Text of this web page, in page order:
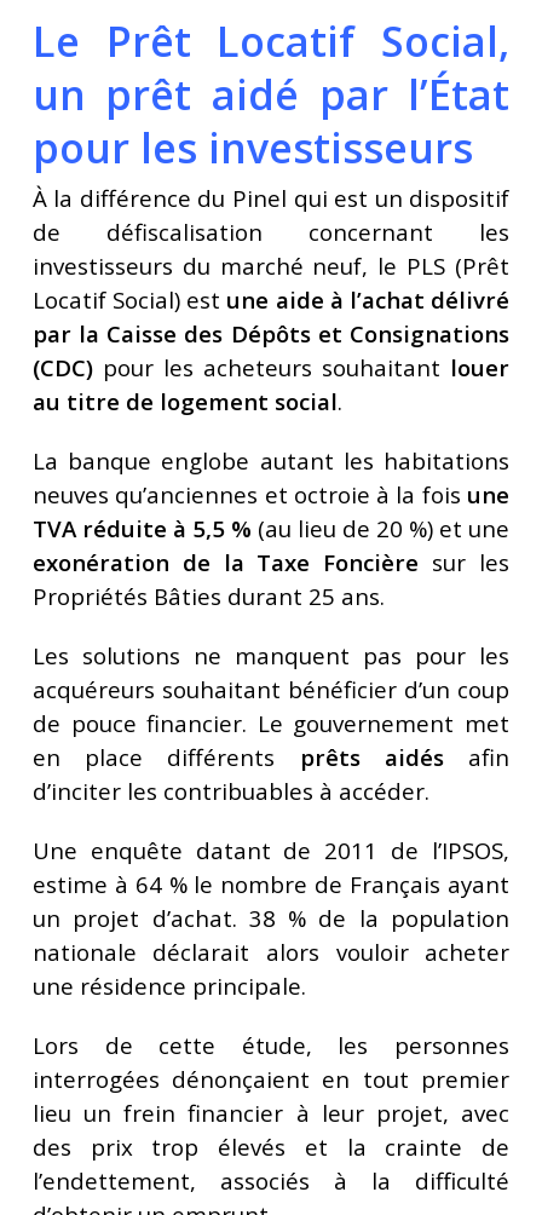
Le Prêt Locatif Social,
un prêt aidé par l’État
pour les investisseurs
À la différence du Pinel qui est un dispositif
de défiscalisation concernant les
investisseurs du marché neuf, le PLS (Prêt
Locatif Social) est une aide à l’achat délivré
par la Caisse des Dépôts et Consignations
(CDC)pour les acheteurs souhaitant louer
au titre de logement social.
La banque englobe autant les habitations
neuves qu’anciennes et octroie à la fois une
TVA réduite à 5,5 % (au lieu de 20 %) et une
exonération de la Taxe Foncière sur les
Propriétés Bâties durant 25 ans.
Les solutions ne manquent pas pour les
acquéreurs souhaitant bénéficier d’un coup
de pouce financier. Le gouvernement met
en place différents prêts aidésafin
d’inciter les contribuables à accéder.
Une enquête datant de 2011 de l’IPSOS,
estime à 64 % le nombre de Français ayant
un projet d’achat. 38 % de la population
nationale déclarait alors vouloir acheter
une résidence principale.
Lors de cette étude, les personnes
interrogées dénonçaient en tout premier
lieu un frein financier à leur projet, avec
des prix trop élevés et la crainte de
l’endettement, associés à la difficulté